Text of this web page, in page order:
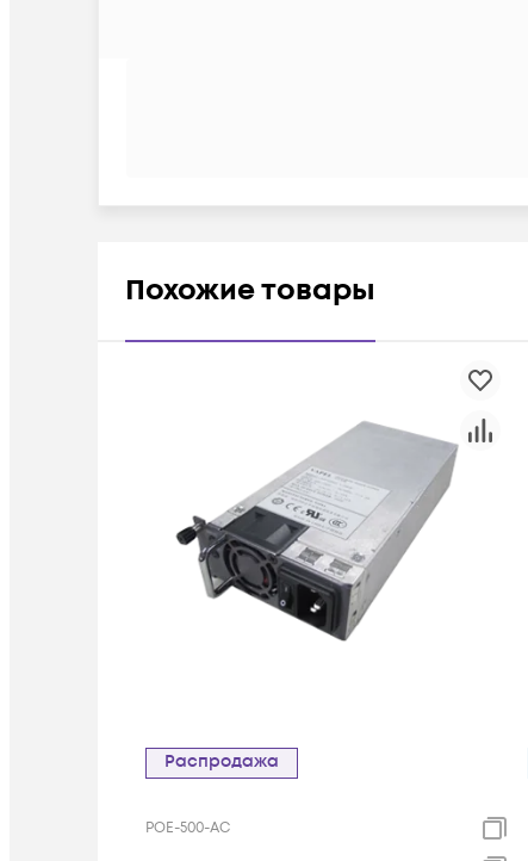
Похожие товары
Распродажа
POE-500-AC